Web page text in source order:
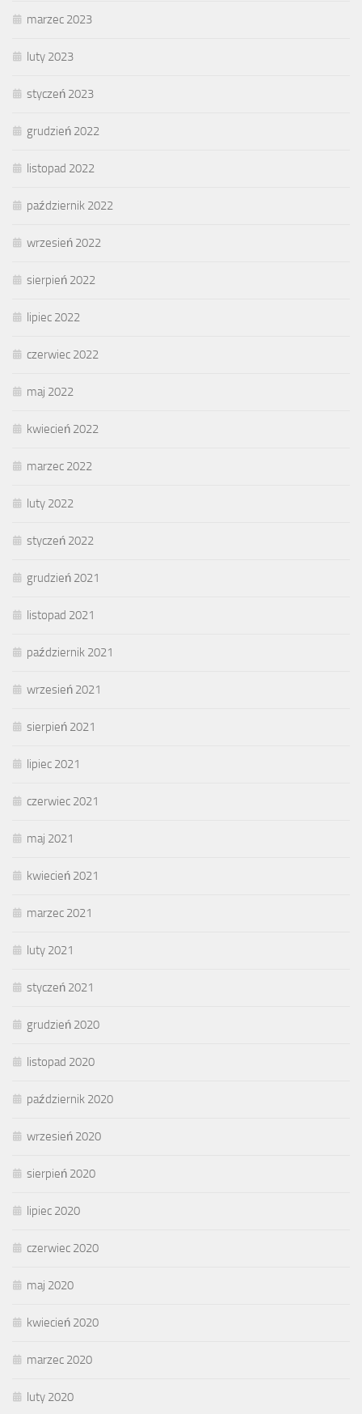
marzec 2023
luty 2023
styczeń 2023
grudzień 2022
listopad 2022
październik 2022
wrzesień 2022
sierpień 2022
lipiec 2022
czerwiec 2022
maj 2022
kwiecień 2022
marzec 2022
luty 2022
styczeń 2022
grudzień 2021
listopad 2021
październik 2021
wrzesień 2021
sierpień 2021
lipiec 2021
czerwiec 2021
maj 2021
kwiecień 2021
marzec 2021
luty 2021
styczeń 2021
grudzień 2020
listopad 2020
październik 2020
wrzesień 2020
sierpień 2020
lipiec 2020
czerwiec 2020
maj 2020
kwiecień 2020
marzec 2020
luty 2020